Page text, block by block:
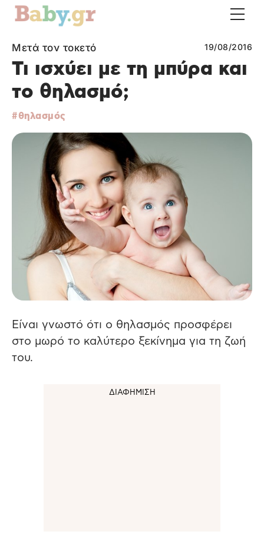
Μετά τον τοκετό 19/08/2016
Τι ισχύει με τη μπύρα και
το θηλασμό;
θηλασμός
Είναι γνωστό ότι ο θηλασμός προσφέρει
στο μωρό το καλύτερο ξεκίνημα για τη ζωή
του.